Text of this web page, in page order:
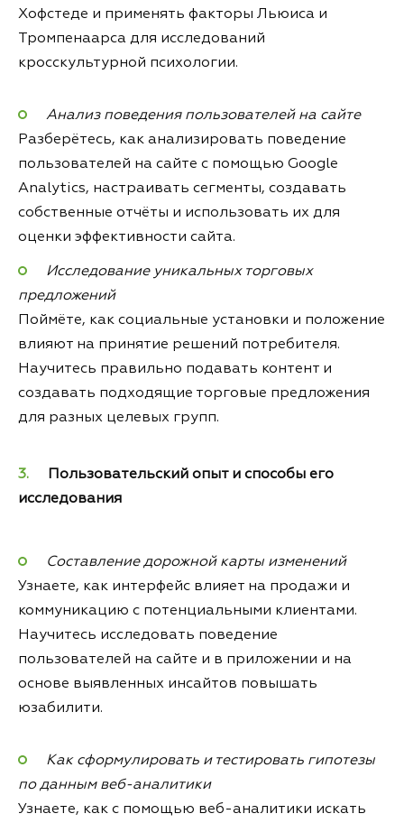
Хофстеде и применять факторы Льюиса и
Тромпенаарса для исследований
кросскультурной психологии.
Анализ поведения пользователей на сайте
Разберётесь, как анализировать поведение
пользователей на сайте с помощью Google
Analytics, настраивать сегменты, создавать
собственные отчёты и использовать их для
оценки эффективности сайта.
Исследование уникальных торговых
предложений
Поймёте, как социальные установки и положение
влияют на принятие решений потребителя.
Научитесь правильно подавать контент и
создавать подходящие торговые предложения
для разных целевых групп.
Пользовательский опыт и способы его
исследования
Составление дорожной карты изменений
Узнаете, как интерфейс влияет на продажи и
коммуникацию с потенциальными клиентами.
Научитесь исследовать поведение
пользователей на сайте и в приложении и на
основе выявленных инсайтов повышать
юзабилити.
Как сформулировать и тестировать гипотезы
по данным веб-аналитики
Узнаете, как с помощью веб-аналитики искать